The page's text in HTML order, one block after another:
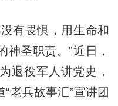
有畏惧，用生命和
圣职责。”近日，
退役军人讲党史，
老兵故事汇”宣讲团